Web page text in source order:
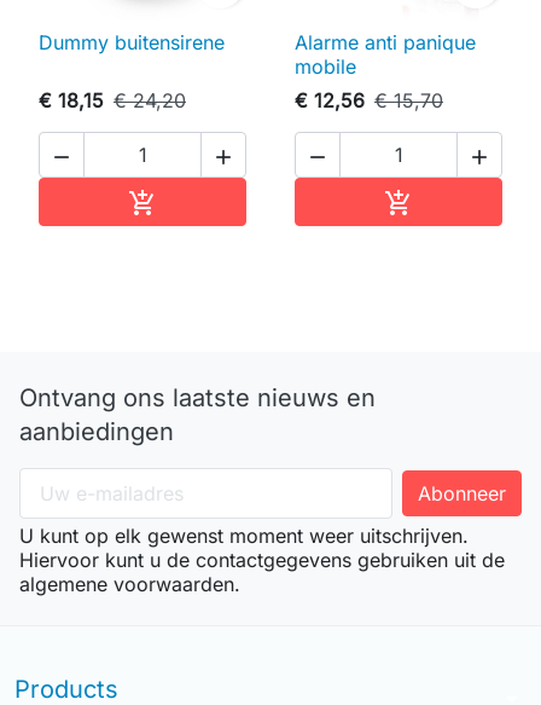
Dummy buitensirene
€ 18,15 € 24,20
 

Alarme anti panique
mobile
€ 12,56 € 15,70
 

Ontvang ons laatste nieuws en
aanbiedingen
U kunt op elk gewenst moment weer uitschrijven.
Hiervoor kunt u de contactgegevens gebruiken uit de
algemene voorwaarden.
Products